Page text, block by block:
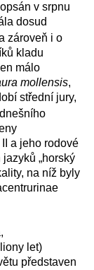
v srpnu
dosud
zároveň i o
kladu
málo
mollensis,
střední jury,
a jeho rodové
„horský
na níž byly
let)
představen